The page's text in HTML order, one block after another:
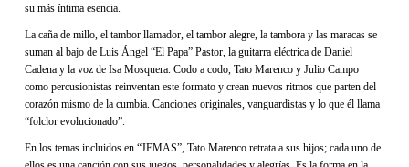
su más íntima esencia.
La caña de millo, el tambor llamador, el tambor alegre, la tambora y las maracas se
suman al bajo de Luis Ángel “El Papa” Pastor, la guitarra eléctrica de Daniel
Cadena y la voz de Isa Mosquera. Codo a codo, Tato Marenco y Julio Campo
como percusionistas reinventan este formato y crean nuevos ritmos que parten del
corazón mismo de la cumbia. Canciones originales, vanguardistas y lo que él llama
“folclor evolucionado”.
En los temas incluidos en “JEMAS”, Tato Marenco retrata a sus hijos; cada uno de